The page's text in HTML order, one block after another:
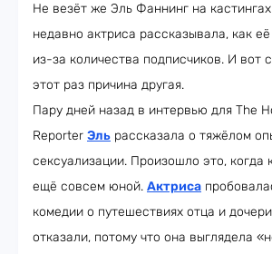
Не везёт же Эль Фаннинг на
недавно актриса рассказывала, как её
из-за количества подписчиков. И вот
этот раз причина другая.
Пару дней назад в интервью для The
Reporter Эль рассказала о тяжёлом
сексуализации. Произошло это, когда
ещё совсем юной. Актриса
комедии о путешествиях отца и
отказали, потому что она выглядела